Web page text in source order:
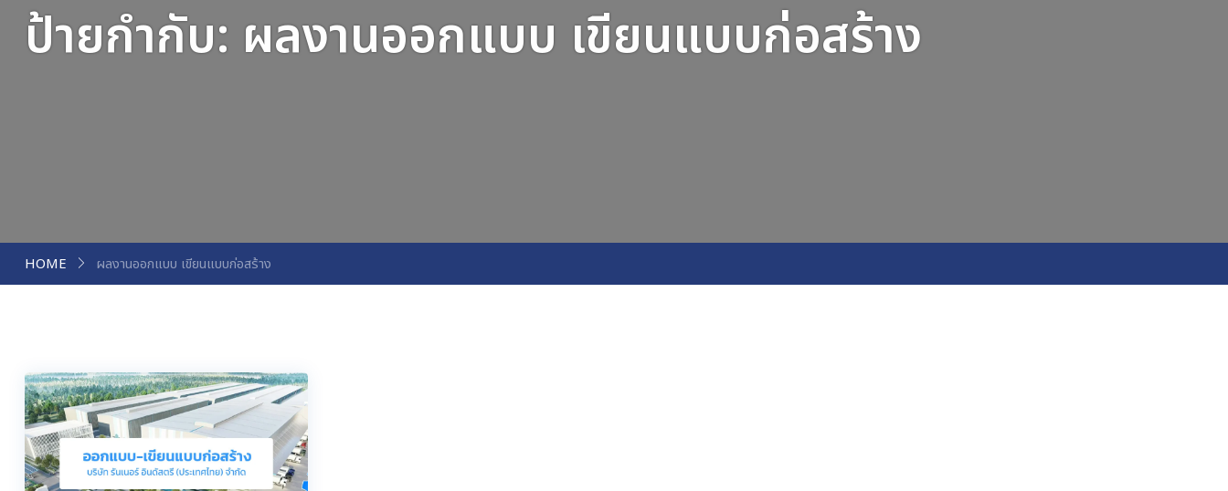
ป้ายกำกับ: ผลงานออกแบบ เขียนแบบก่อสร้าง
HOME ผลงานออกแบบ เขียนแบบก่อสร้าง